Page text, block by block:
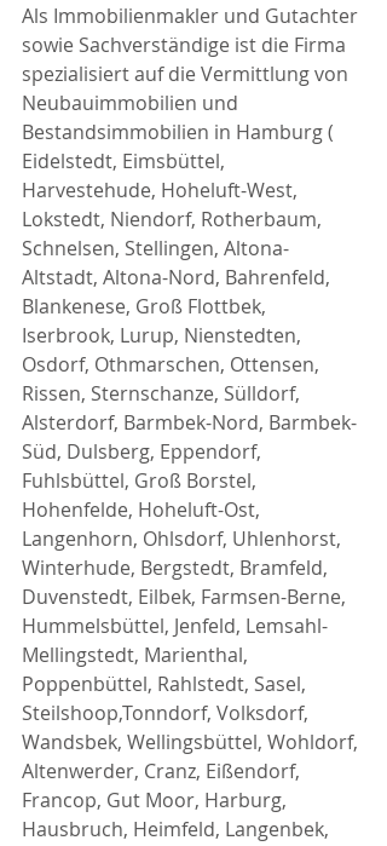
Als Immobilienmakler und Gutachter
sowie Sachverständige ist die Firma
spezialisiert auf die Vermittlung von
Neubauimmobilien und
Bestandsimmobilien in Hamburg (
Eidelstedt, Eimsbüttel,
Harvestehude, Hoheluft-West,
Lokstedt, Niendorf, Rotherbaum,
Schnelsen, Stellingen, Altona-
Altstadt, Altona-Nord, Bahrenfeld,
Blankenese, Groß Flottbek,
Iserbrook, Lurup, Nienstedten,
Osdorf, Othmarschen, Ottensen,
Rissen, Sternschanze, Sülldorf,
Alsterdorf, Barmbek-Nord, Barmbek-
Süd, Dulsberg, Eppendorf,
Fuhlsbüttel, Groß Borstel,
Hohenfelde, Hoheluft-Ost,
Langenhorn, Ohlsdorf, Uhlenhorst,
Winterhude, Bergstedt, Bramfeld,
Duvenstedt, Eilbek, Farmsen-Berne,
Hummelsbüttel, Jenfeld, Lemsahl-
Mellingstedt, Marienthal,
Poppenbüttel, Rahlstedt, Sasel,
Steilshoop,Tonndorf, Volksdorf,
Wandsbek, Wellingsbüttel, Wohldorf,
Altenwerder, Cranz, Eißendorf,
Francop, Gut Moor, Harburg,
Hausbruch, Heimfeld, Langenbek,